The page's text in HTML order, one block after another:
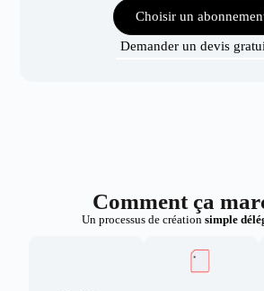
Choisir un
Demander un devis
Comment ça
Un processus de création simple